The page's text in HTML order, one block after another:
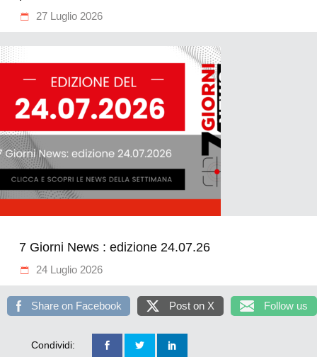
27 Luglio 2026
7 Giorni News : edizione 24.07.26
24 Luglio 2026
Share on Facebook Post on X Follow us
Condividi: